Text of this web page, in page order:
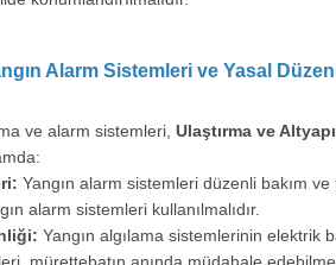
Alarm Sistemleri ve Yasal
ve alarm sistemleri, Ulaştırma ve
Yangın alarm sistemleri düzenli bakım
alarm sistemleri kullanılmalıdır.
Yangın algılama sistemlerinin elektrik